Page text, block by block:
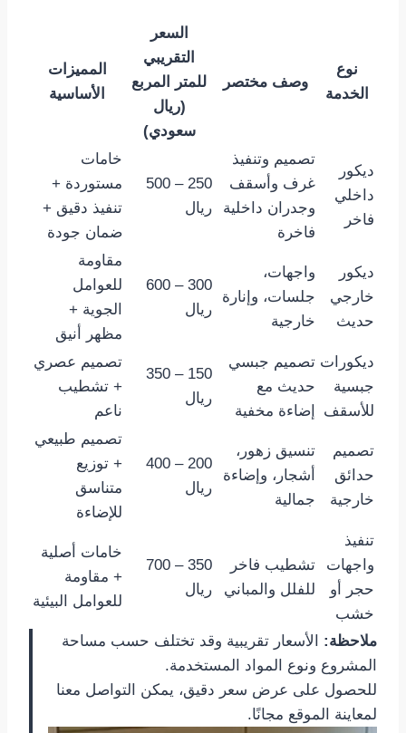
نوع
الخدمة
وصف مختصر
السعر
التقريبي
للمتر المربع
(ريال
سعودي)
المميزات
الأساسية
ديكور
داخلي
فاخر
تصميم وتنفيذ
غرف وأسقف
وجدران داخلية
فاخرة
250 – 500
ريال
خامات
مستوردة +
تنفيذ دقيق +
ضمان جودة
ديكور
خارجي
حديث
واجهات،
جلسات، وإنارة
خارجية
300 – 600
ريال
مقاومة
للعوامل
الجوية +
مظهر أنيق
ديكورات
جبسية
للأسقف
تصميم جبسي
حديث مع
إضاءة مخفية
150 – 350
ريال
تصميم عصري
+ تشطيب
ناعم
تصميم
حدائق
خارجية
تنسيق زهور،
أشجار، وإضاءة
جمالية
200 – 400
ريال
تصميم طبيعي
+ توزيع
متناسق
للإضاءة
تنفيذ
واجهات
حجر أو
خشب
تشطيب فاخر
للفلل والمباني
350 – 700
ريال
خامات أصلية
+ مقاومة
للعوامل البيئية
ملاحظة: الأسعار تقريبية وقد تختلف حسب مساحة
المشروع ونوع المواد المستخدمة.
للحصول على عرض سعر دقيق، يمكن التواصل معنا
لمعاينة الموقع مجانًا.